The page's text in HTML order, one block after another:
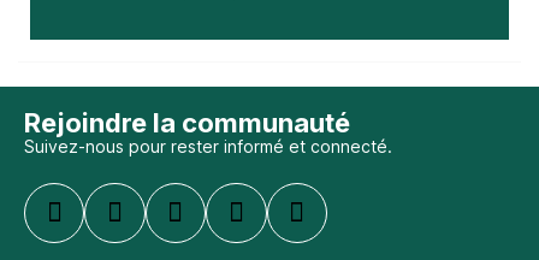
Rejoindre la communauté
Suivez-nous pour rester informé et connecté.